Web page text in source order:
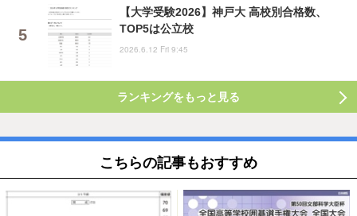
【大学受験2026】神戸大 高校別合格数、
TOP5は公立校
2026.6.12 Fri 9:45
ランキングをもっと見る
こちらの記事もおすすめ